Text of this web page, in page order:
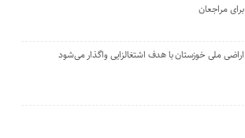
برای مراجعان
اراضی ملی خوزستان با هدف اشتغالزایی واگذار می‌شود